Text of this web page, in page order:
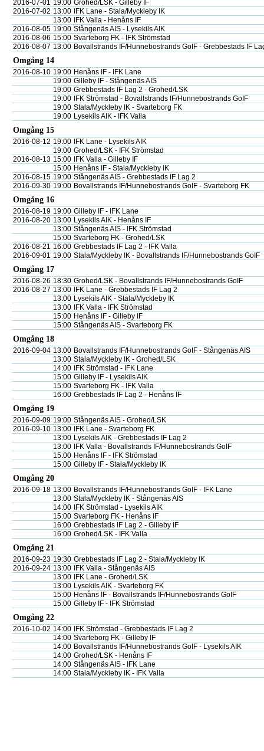
2016-07-01 19:00 Grohed/LSK - Gilleby IF
2016-07-02 13:00
IFK Lane - Stala/Myckleby IK
13:00
IFK Valla - Henåns IF
2016-08-05 19:00 Stångenäs AIS - Lysekils AIK
2016-08-06 15:00 Svarteborg FK - IFK Strömstad
2016-08-07 13:00 Bovallstrands IF/Hunnebostrands GoIF - Grebbestads IF
Omgång 14
2016-08-10 19:00 Henåns IF - IFK Lane
19:00 Gilleby IF - Stångenäs AIS
19:00 Grebbestads IF Lag 2 - Grohed/LSK
19:00
IFK Strömstad - Bovallstrands IF/Hunnebostrands GoIF
19:00 Stala/Myckleby IK - Svarteborg FK
19:00 Lysekils AIK - IFK Valla
Omgång 15
2016-08-12 19:00
IFK Lane - Lysekils AIK
19:00 Grohed/LSK - IFK Strömstad
2016-08-13 15:00
IFK Valla - Gilleby IF
15:00 Henåns IF - Stala/Myckleby IK
2016-08-15 19:00 Stångenäs AIS - Grebbestads IF Lag 2
2016-09-30 19:00 Bovallstrands IF/Hunnebostrands GoIF - Svarteborg FK
Omgång 16
2016-08-19 19:00 Gilleby IF - IFK Lane
2016-08-20 13:00 Lysekils AIK - Henåns IF
13:00 Stångenäs AIS - IFK Strömstad
15:00 Svarteborg FK - Grohed/LSK
2016-08-21 16:00 Grebbestads IF Lag 2 - IFK Valla
2016-09-01 19:00 Stala/Myckleby IK - Bovallstrands IF/Hunnebostrands GoIF
Omgång 17
2016-08-26 18:30 Grohed/LSK - Bovallstrands IF/Hunnebostrands GoIF
2016-08-27 13:00
IFK Lane - Grebbestads IF Lag 2
13:00 Lysekils AIK - Stala/Myckleby IK
13:00
IFK Valla - IFK Strömstad
15:00 Henåns IF - Gilleby IF
15:00 Stångenäs AIS - Svarteborg FK
Omgång 18
2016-09-04 13:00 Bovallstrands IF/Hunnebostrands GoIF - Stångenäs AIS
13:00 Stala/Myckleby IK - Grohed/LSK
14:00
IFK Strömstad - IFK Lane
15:00 Gilleby IF - Lysekils AIK
15:00 Svarteborg FK - IFK Valla
16:00 Grebbestads IF Lag 2 - Henåns IF
Omgång 19
2016-09-09 19:00 Stångenäs AIS - Grohed/LSK
2016-09-10 13:00
IFK Lane - Svarteborg FK
13:00 Lysekils AIK - Grebbestads IF Lag 2
13:00
IFK Valla - Bovallstrands IF/Hunnebostrands GoIF
15:00 Henåns IF - IFK Strömstad
15:00 Gilleby IF - Stala/Myckleby IK
Omgång 20
2016-09-18 13:00 Bovallstrands IF/Hunnebostrands GoIF - IFK Lane
13:00 Stala/Myckleby IK - Stångenäs AIS
14:00
IFK Strömstad - Lysekils AIK
15:00 Svarteborg FK - Henåns IF
16:00 Grebbestads IF Lag 2 - Gilleby IF
16:00 Grohed/LSK - IFK Valla
Omgång 21
2016-09-23 19:30 Grebbestads IF Lag 2 - Stala/Myckleby IK
2016-09-24 13:00
IFK Valla - Stångenäs AIS
13:00
IFK Lane - Grohed/LSK
13:00 Lysekils AIK - Svarteborg FK
15:00 Henåns IF - Bovallstrands IF/Hunnebostrands GoIF
15:00 Gilleby IF - IFK Strömstad
Omgång 22
2016-10-02 14:00
IFK Strömstad - Grebbestads IF Lag 2
14:00 Svarteborg FK - Gilleby IF
14:00 Bovallstrands IF/Hunnebostrands GoIF - Lysekils AIK
14:00 Grohed/LSK - Henåns IF
14:00 Stångenäs AIS - IFK Lane
14:00 Stala/Myckleby IK - IFK Valla